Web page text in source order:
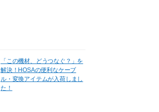
「この機材、どうつなぐ？」を
解決！HOSAの便利なケーブ
ル・変換アイテムが入荷しまし
た！